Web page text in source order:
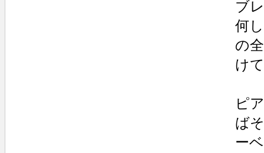
ブ
何
の
け
ピ
ば
ー